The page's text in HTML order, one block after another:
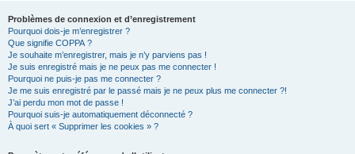
Problèmes de connexion et d’enregistrement
Pourquoi dois-je m’enregistrer ?
Que signifie COPPA ?
Je souhaite m’enregistrer, mais je n’y parviens pas !
Je suis enregistré mais je ne peux pas me connecter !
Pourquoi ne puis-je pas me connecter ?
Je me suis enregistré par le passé mais je ne peux plus me connecter ?!
J’ai perdu mon mot de passe !
Pourquoi suis-je automatiquement déconnecté ?
À quoi sert « Supprimer les cookies » ?